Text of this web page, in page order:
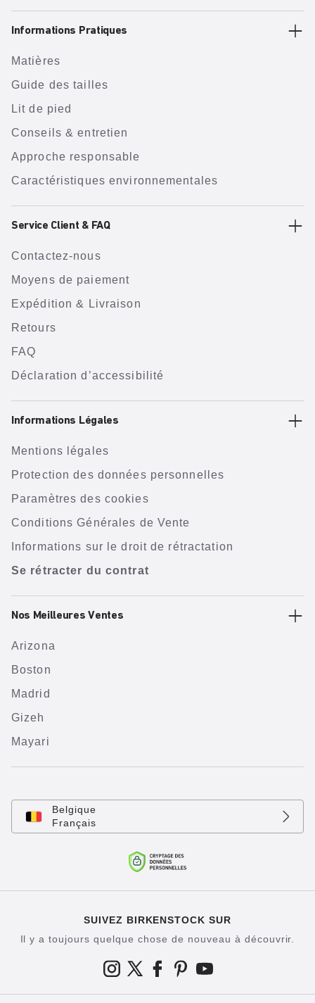
Informations Pratiques
Matières
Guide des tailles
Lit de pied
Conseils & entretien
Approche responsable
Caractéristiques environnementales
Service Client & FAQ
Contactez-nous
Moyens de paiement
Expédition & Livraison
Retours
FAQ
Déclaration d’accessibilité
Informations Légales
Mentions légales
Protection des données personnelles
Paramètres des cookies
Conditions Générales de Vente
Informations sur le droit de rétractation
Se rétracter du contrat
Nos Meilleures Ventes
Arizona
Boston
Madrid
Gizeh
Mayari
Belgique
Français
SUIVEZ BIRKENSTOCK SUR
Il y a toujours quelque chose de nouveau à découvrir.